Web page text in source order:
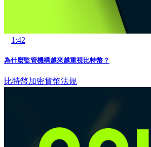
1:42
為什麼監管機構越來越重視比特幣？
比特幣加密貨幣法規